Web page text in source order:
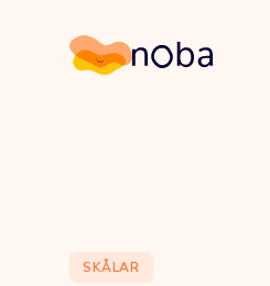
Noba
SKÅLAR